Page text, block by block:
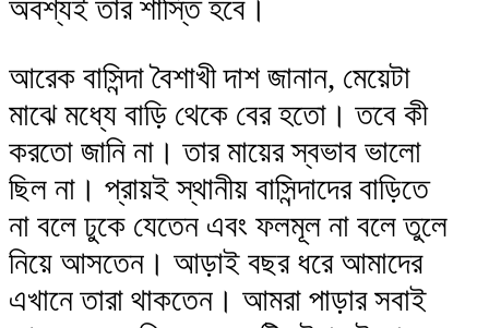
অবশ্যই তার শাস্তি হবে।
আরেক বাসিন্দা বৈশাখী দাশ জানান, মেয়েটা
মাঝে মধ্যে বাড়ি থেকে বের হতো। তবে কী
করতো জানি না। তার মায়ের স্বভাব ভালো
ছিল না। প্রায়ই স্থানীয় বাসিন্দাদের বাড়িতে
না বলে ঢুকে যেতেন এবং ফলমূল না বলে তুলে
নিয়ে আসতেন। আড়াই বছর ধরে আমাদের
এখানে তারা থাকতেন। আমরা পাড়ার সবাই